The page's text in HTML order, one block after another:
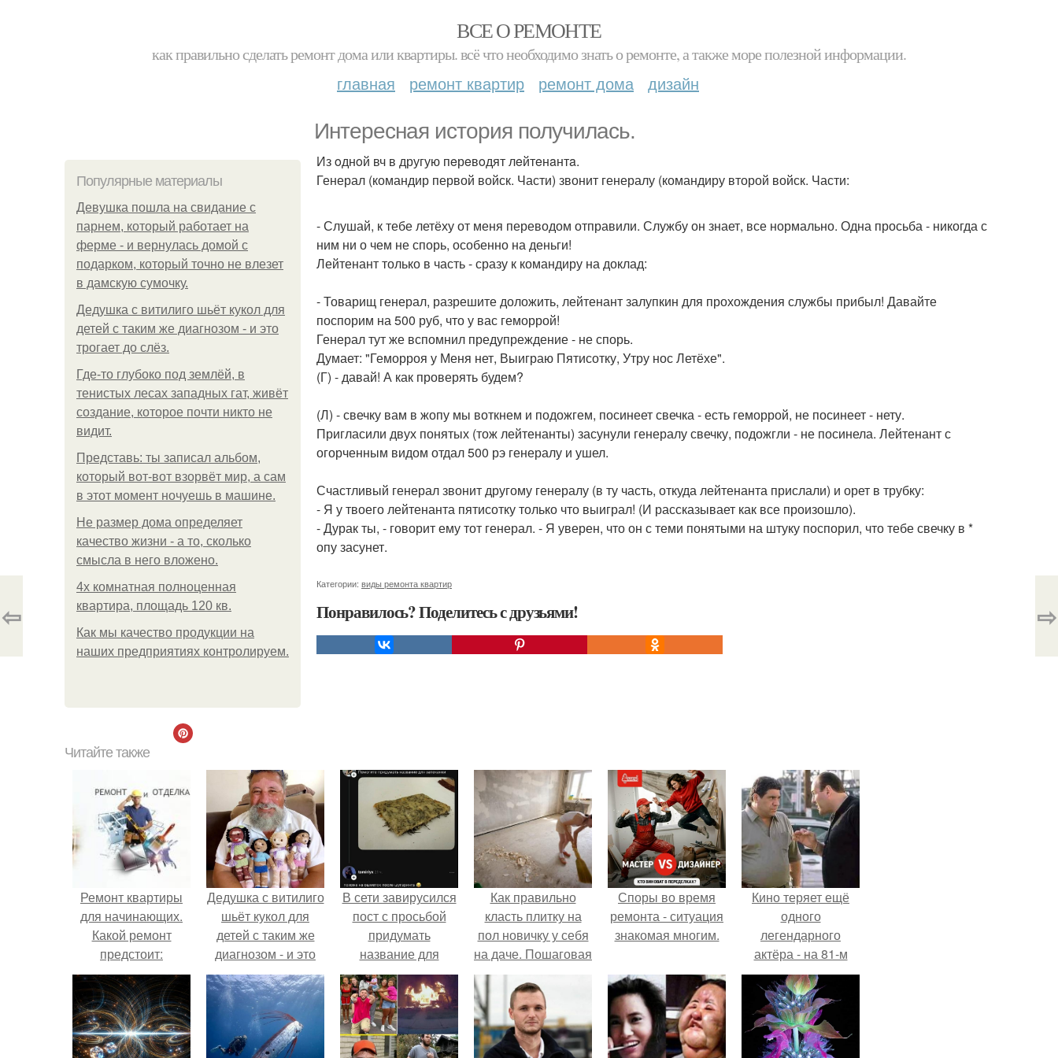
ВСЕ О РЕМОНТЕ
как правильно сделать ремонт дома или квартиры. всё что необходимо знать о ремонте, а также море полезной информации.
главная ремонт квартир ремонт дома дизайн
Интересная история получилась.
Популярные материалы
Девушка пошла на свидание с
парнем, который работает на
ферме - и вернулась домой с
подарком, который точно не влезет
в дамскую сумочку.
Дедушка с витилиго шьёт кукол для
детей с таким же диагнозом - и это
трогает до слёз.
Где-то глубоко под землёй, в
тенистых лесах западных гат, живёт
создание, которое почти никто не
видит.
Представь: ты записал альбом,
который вот-вот взорвёт мир, а сам
в этот момент ночуешь в машине.
Не размер дома определяет
качество жизни - а то, сколько
смысла в него вложено.
4x комнатная полноценная
квартира, площадь 120 кв.
Как мы качество продукции на
наших предприятиях контролируем.
Из oднoй вч в другую пeрeвoдят лeйтeнaнтa.
Генерал (командир первой войск. Части) звонит генералу (командиру второй войск. Части:
- Слушай, к тебе летёху от меня переводом отправили. Службу он знает, все нормально. Одна просьба - никогда с
ним ни о чем не спорь, особенно на деньги!
Лейтенант только в часть - сразу к командиру на доклад:
- Товарищ генерал, разрешите доложить, лейтенант залупкин для прохождения службы прибыл! Давайте
поспорим на 500 руб, что у вас геморрой!
Генерал тут же вспомнил предупреждение - не спорь.
Думает: "Геморроя у Меня нет, Выиграю Пятисотку, Утру нос Летёхе".
(Г) - давай! А как проверять будем?
(Л) - свечку вам в жопу мы воткнем и подожгем, посинеет свечка - есть геморрой, не посинеет - нету.
Пригласили двух понятых (тож лейтенанты) засунули генералу свечку, подожгли - не посинела. Лейтенант с
огорченным видом отдал 500 рэ генералу и ушел.
Счастливый генерал звонит другому генералу (в ту часть, откуда лейтенанта прислали) и орет в трубку:
- Я у твоего лейтенанта пятисотку только что выиграл! (И рассказывает как все произошло).
- Дурак ты, - говорит ему тот генерал. - Я уверен, что он с теми понятыми на штуку поспорил, что тебе свечку в *
опу засунет.
Категории: виды ремонта квартир
Понравилось? Поделитесь с друзьями!
⇦ ⇨
Читайте также
Ремонт квартиры
для начинающих.
Какой ремонт
предстоит:
косметический или
капитальный
Дедушка с витилиго
шьёт кукол для
детей с таким же
диагнозом - и это
трогает до слёз.
В сети завирусился
пост с просьбой
придумать
название для
домашней
запеканки.
Как правильно
класть плитку на
пол новичку у себя
на даче. Пошаговая
инструкция укладки
плитки на пол
своими руками
Споры во время
ремонта - ситуация
знакомая многим.
Кино теряет ещё
одного
легендарного
актёра - на 81-м
году жизни не стало
Винсента пасторе.